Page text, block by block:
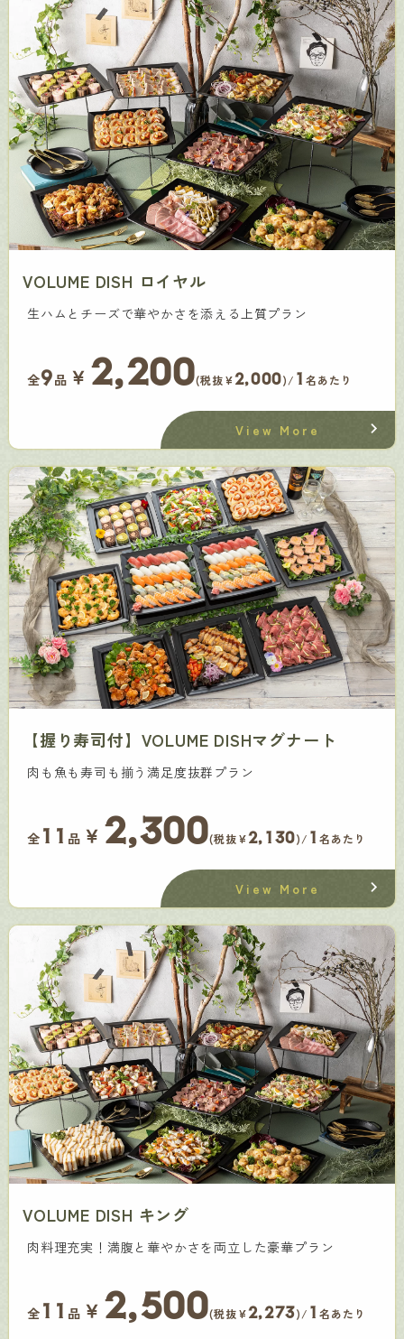
VOLUME DISH ロイヤル
生ハムとチーズで華やかさを添える上質プラン
全9品 ￥ 2,200(税抜¥2,000)/ 1 名あたり
View More
【握り寿司付】VOLUME DISHマグナート
肉も魚も寿司も揃う満足度抜群プラン
全 11 品 ￥ 2,300(税抜¥2,130)/ 1 名あたり
View More
VOLUME DISH キング
肉料理充実！満腹と華やかさを両立した豪華プラン
全 11 品 ￥ 2,500(税抜¥2,273)/ 1 名あたり